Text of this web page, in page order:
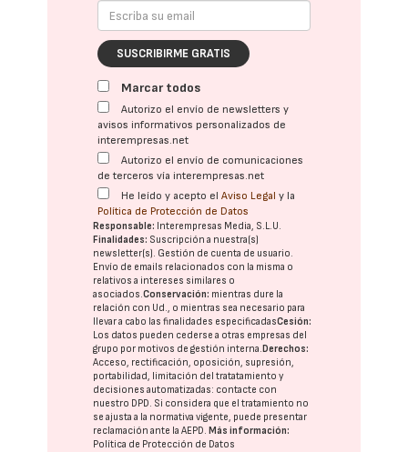
SUSCRIBIRME GRATIS
Marcar todos
Autorizo el envío de newsletters y
avisos informativos personalizados de
interempresas.net
Autorizo el envío de comunicaciones
de terceros vía interempresas.net
He leído y acepto elAviso Legal y la
Política de Protección de Datos
Responsable: Interempresas Media, S.L.U.
Finalidades: Suscripción a nuestra(s)
newsletter(s). Gestión de cuenta de usuario.
Envío de emails relacionados con la misma o
relativos a intereses similares o
asociados.Conservación: mientras dure la
relación con Ud., o mientras sea necesario para
llevar a cabo las finalidades especificadasCesión:
Los datos pueden cederse a otras empresas del
grupo por motivos de gestión interna. Derechos:
Acceso, rectificación, oposición, supresión,
portabilidad, limitación del tratatamiento y
decisiones automatizadas: contacte con
nuestro DPD. Si considera que el tratamiento no
se ajusta a la normativa vigente, puede presentar
reclamación ante laAEPD. Más información:
Política de Protección de Datos